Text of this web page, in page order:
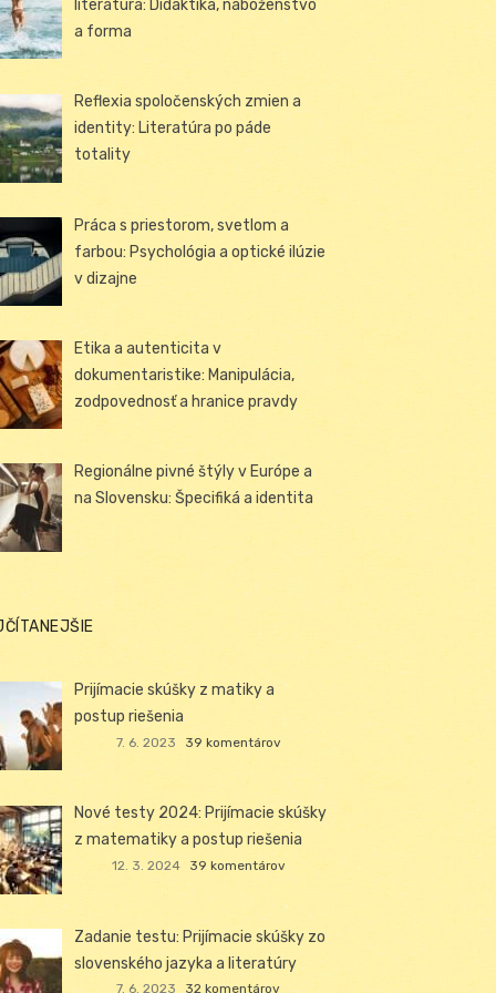
literatúra: Didaktika, náboženstvo
a forma
Reflexia spoločenských zmien a
identity: Literatúra po páde
totality
Práca s priestorom, svetlom a
farbou: Psychológia a optické ilúzie
v dizajne
Etika a autenticita v
dokumentaristike: Manipulácia,
zodpovednosť a hranice pravdy
Regionálne pivné štýly v Európe a
na Slovensku: Špecifiká a identita
Prijímacie skúšky z matiky a
postup riešenia
7. 6. 2023 39 komentárov
Nové testy 2024: Prijímacie skúšky
z matematiky a postup riešenia
12. 3. 2024 39 komentárov
Zadanie testu: Prijímacie skúšky zo
slovenského jazyka a literatúry
7. 6. 2023 32 komentárov